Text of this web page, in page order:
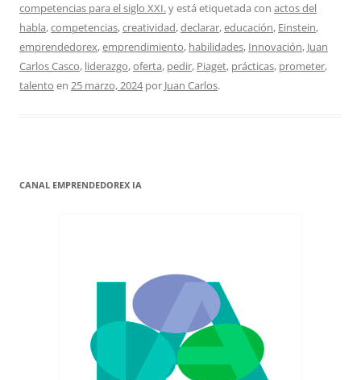
competencias para el siglo XXI.y está etiquetada con actos del
habla,competencias,creatividad,declarar,educación, Einstein,
emprendedorex,emprendimiento, habilidades, Innovación, Juan
Carlos Casco, liderazgo,oferta, pedir, Piaget, prácticas, prometer,
talento en 25 marzo, 2024por Juan Carlos.
CANAL EMPRENDEDOREX IA